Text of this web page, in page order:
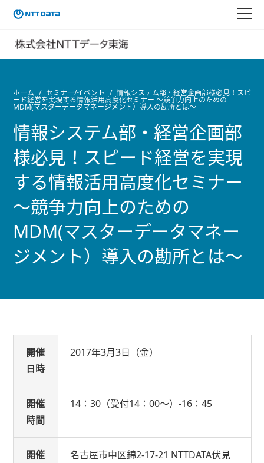
ホーム セミナー/イベント 情報システム部・経営企画部様必見！スピ
ード経営を実現する情報活用高度化セミナー 〜競争力向上のための
MDM(マスターデータマネージメント）導入の勘所とは〜
情報システム部・経営企画部
様必見！スピード経営を実現
する情報活用高度化セミナー
〜競争力向上のための
MDM(マスターデータマネー
ジメント）導入の勘所とは〜
開催
日時
2017年3月3日（金）
開催
時間
14：30（受付14：00〜）-16：45
開催
名古屋市中区錦2-17-21 NTTDATA伏見